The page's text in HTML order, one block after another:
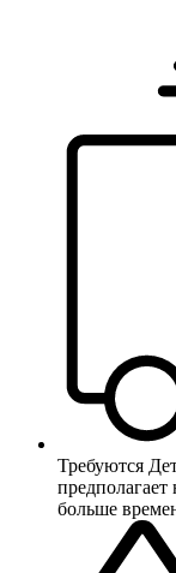
Требуются
больше